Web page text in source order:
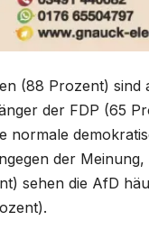
(88 Prozent) sind
der FDP (65
normale
der
sehen die AfD